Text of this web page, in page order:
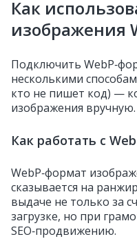
Как
изображения
Подключить
несколькими
кто не пишет код) —
изображения вручную.
Как работать с
WebP‑формат
сказывается на
выдаче не только за
загрузке, но при
SEO‑продвижению.